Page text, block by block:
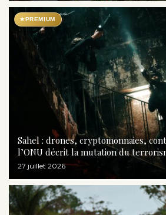
★PREMIUM
Sahel : drones, cryptomonnaies,
l’ONU décrit la mutation du
27 juillet 2026